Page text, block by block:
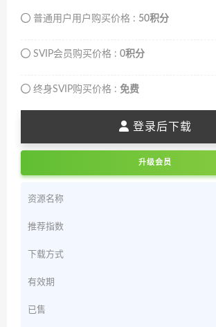
普通用户用户购买价格 : 50积分
SVIP会员购买价格 : 0积分
终身SVIP购买价格 : 免费
登录后下载
升级会员
资源名称
推荐指数
下载方式
有效期
已售